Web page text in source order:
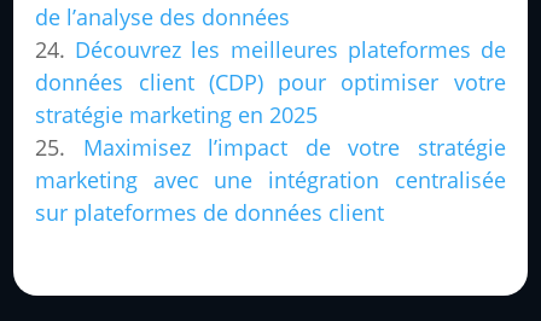
de l’analyse des données
Découvrez les meilleures plateformes de
données client (CDP) pour optimiser votre
stratégie marketing en 2025
Maximisez l’impact de votre stratégie
marketing avec une intégration centralisée
sur plateformes de données client